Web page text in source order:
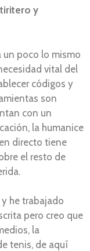
y
un poco lo mismo
vital del
códigos y
son
con un
la humanice
directo tiene
el resto de
he trabajado
pero creo que
la
tenis, de aquí